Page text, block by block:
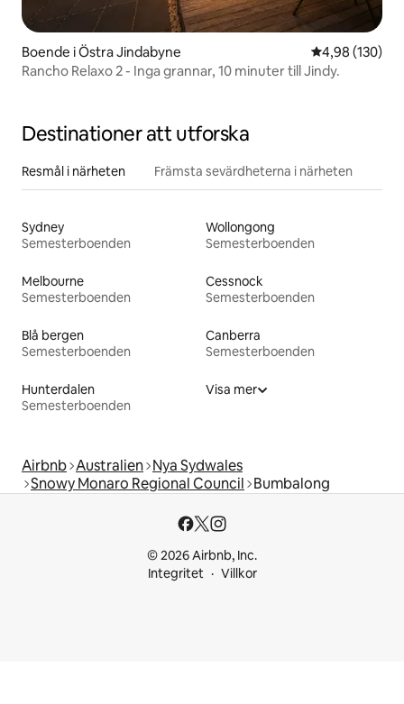
Boende i Östra Jindabyne 4,98 av 5 i
4,98 (130)
Rancho Relaxo 2 - Inga grannar, 10 minuter till Jindy.
Destinationer att utforska
Resmål i närheten Främsta sevärdheterna i närheten
Sydney
Semesterboenden
Wollongong
Semesterboenden
Melbourne
Semesterboenden
Cessnock
Semesterboenden
Blå bergen
Semesterboenden
Canberra
Semesterboenden
Hunterdalen
Semesterboenden
Visa mer
Airbnb Australien Nya Sydwales
Snowy Monaro Regional Council Bumbalong
© 2026 Airbnb, Inc.
Integritet
Villkor